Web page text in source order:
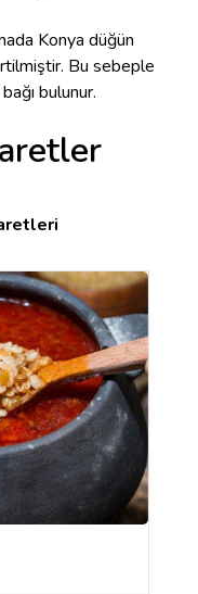
Konya düğün
Bu sebeple
bulunur.